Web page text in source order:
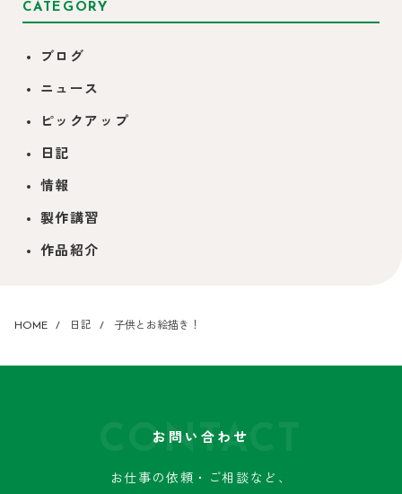
CATEGORY
ブログ
ニュース
ピックアップ
日記
情報
製作講習
作品紹介
HOME 日記 子供とお絵描き！
CONTACT
お問い合わせ
お仕事の依頼・ご相談など、